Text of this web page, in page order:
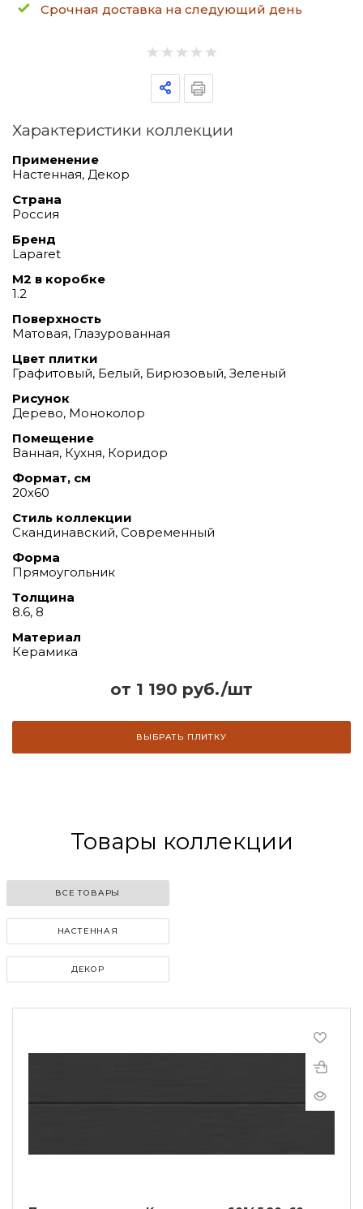
Срочная доставка на следующий день
от 1 190 руб./шт
ВЫБРАТЬ ПЛИТКУ
Характеристики коллекции
Применение
Настенная, Декор
Страна
Россия
Бренд
Laparet
М2 в коробке
1.2
Поверхность
Матовая, Глазурованная
Цвет плитки
Графитовый, Белый, Бирюзовый, Зеленый
Рисунок
Дерево, Моноколор
Помещение
Ванная, Кухня, Коридор
Формат, см
20х60
Стиль коллекции
Скандинавский, Современный
Форма
Прямоугольник
Толщина
8.6, 8
Материал
Керамика
Товары коллекции
ВСЕ ТОВАРЫ
НАСТЕННАЯ
ДЕКОР